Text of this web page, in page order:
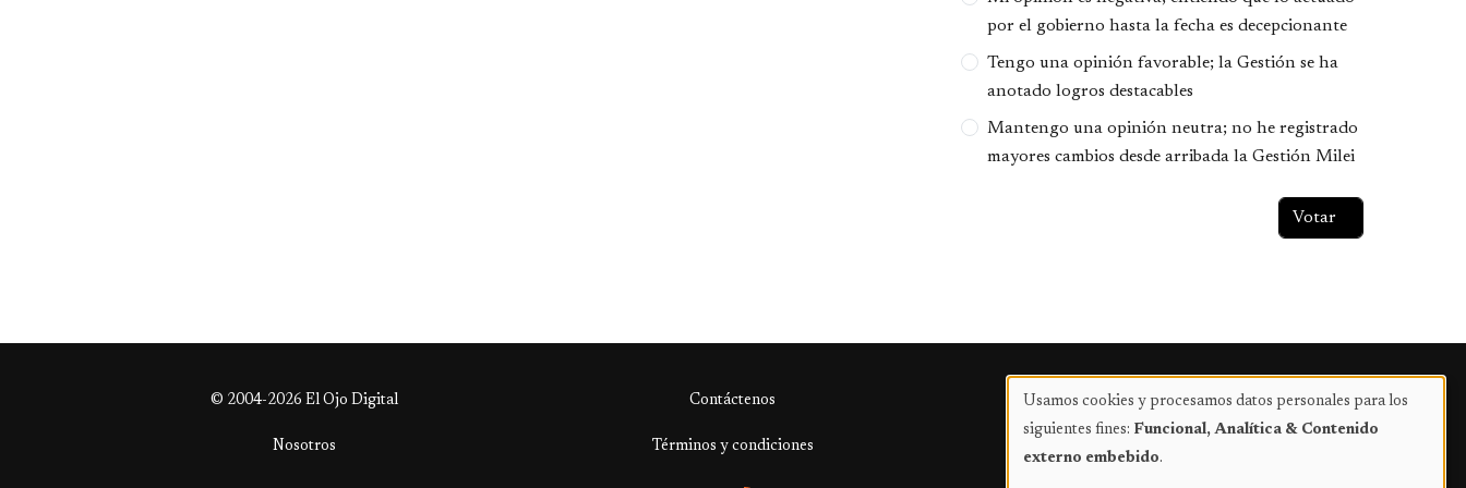
por el gobierno hasta la fecha es decepcionante
Tengo una opinión favorable; la Gestión se ha
anotado logros destacables
Mantengo una opinión neutra; no he registrado
mayores cambios desde arribada la Gestión Milei
© 2004-2026 El Ojo Digital Contáctenos Publicidad
Nosotros Términos y condiciones
Uso
de
Usamos cookies y procesamos datos personales para los
siguientes fines: Funcional, Analítica & Contenido
externo embebido.